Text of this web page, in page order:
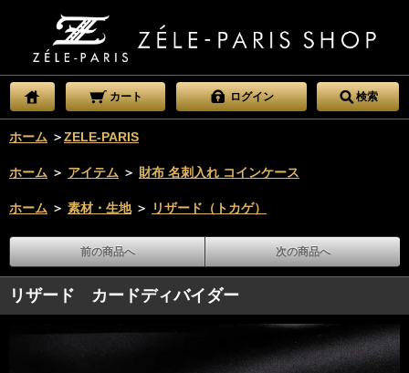
カート ログイン 検索
ホーム ＞ZELE-PARIS
ホーム ＞ アイテム ＞ 財布 名刺入れ コインケース
ホーム ＞ 素材・生地 ＞ リザード（トカゲ）
前の商品へ 次の商品へ
リザード カードディバイダー